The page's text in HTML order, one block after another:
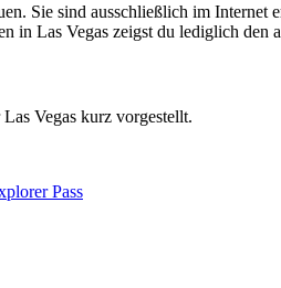
Sie sind ausschließlich im
in Las Vegas zeigst du lediglich den
Vegas kurz vorgestellt.
Pass